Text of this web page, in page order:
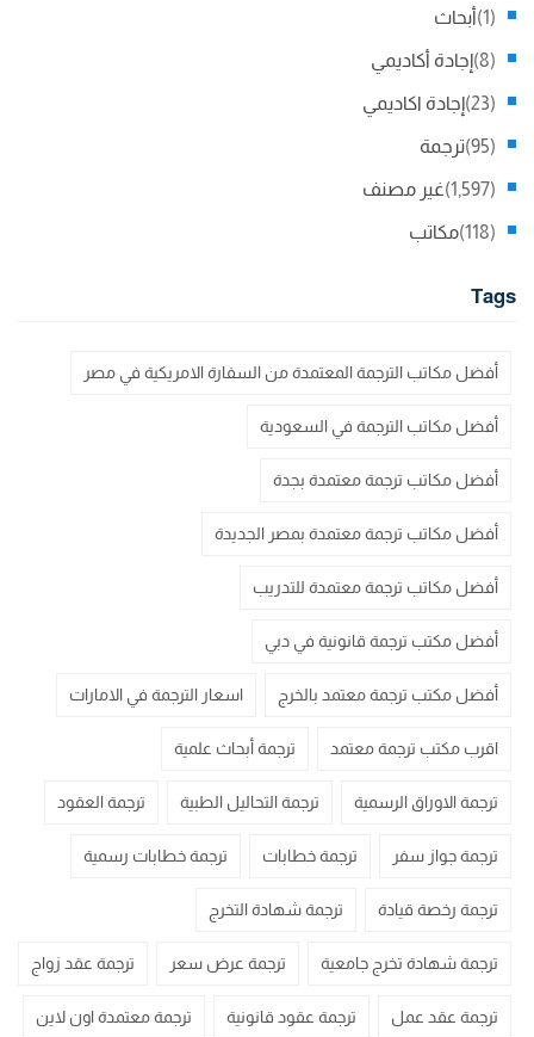
أبحاث (1)
إجادة أكاديمي (8)
إجادة اكاديمي (23)
ترجمة (95)
غير مصنف (1,597)
مكاتب (118)
Tags
أفضل مكاتب الترجمة المعتمدة من السفارة الامريكية في مصر
أفضل مكاتب الترجمة في السعودية
أفضل مكاتب ترجمة معتمدة بجدة
أفضل مكاتب ترجمة معتمدة بمصر الجديدة
أفضل مكاتب ترجمة معتمدة للتدريب
أفضل مكتب ترجمة قانونية في دبي
أفضل مكتب ترجمة معتمد بالخرج اسعار الترجمة في الامارات
اقرب مكتب ترجمة معتمد ترجمة أبحاث علمية
ترجمة الاوراق الرسمية ترجمة التحاليل الطبية ترجمة العقود
ترجمة جواز سفر ترجمة خطابات ترجمة خطابات رسمية
ترجمة رخصة قيادة ترجمة شهادة التخرج
ترجمة شهادة تخرج جامعية ترجمة عرض سعر ترجمة عقد زواج
ترجمة عقد عمل ترجمة عقود قانونية ترجمة معتمدة اون لاين